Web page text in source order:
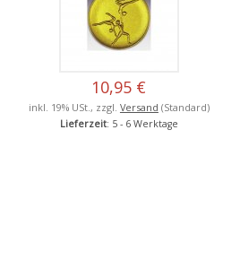
10,95 €
inkl. 19% USt., zzgl. Versand (Standard)
Lieferzeit: 5 - 6 Werktage